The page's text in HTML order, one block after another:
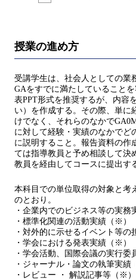
授業の進め方
受講学生は、社会人としての業
GAをすでに満たしていること
表PPT形式を推奨するが、内容
い）を作成する。その際、単に
けでなく、それらのなかで
に対して経験・実績のなかでど
に説明すること。報告資料の作
ては指導教員と予め相談して決
教員を経由してコースに提出す
本科目での単位取得の対象と考
のとおり。
・企業内でのビジネス等の実務
・標準化関連の活動実績（※）
・対外的に示せるイベント等の
・学会における発表実績（※）
・学会活動、国際会議の実行委
・ジャーナル・論文の執筆実績
・レビュー ・ 解説記事等（※）